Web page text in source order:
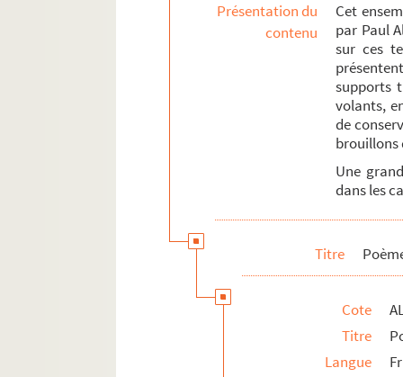
Présentation du
contenu
Cet
par Paul
sur ces
supports
volants,
de
Une
dans les
Titre
Cote
Titre
Langue